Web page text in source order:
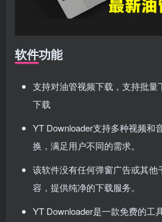
软件功能
支持对油管视频下载，支持批量
下载
YT Downloader支持多种视频和
换，满足用户不同的需求。
该软件没有任何弹窗广告或其他
容，提供纯净的下载服务。
YT Downloader是一款免费的工